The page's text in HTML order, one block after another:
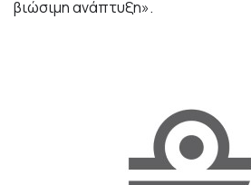
βιώσιμη ανάπτυξη».